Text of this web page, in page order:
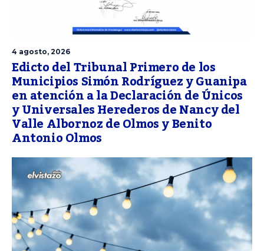
4 agosto, 2026
Edicto del Tribunal Primero de los
Municipios Simón Rodríguez y Guanipa
en atención a la Declaración de Únicos
y Universales Herederos de Nancy del
Valle Albornoz de Olmos y Benito
Antonio Olmos